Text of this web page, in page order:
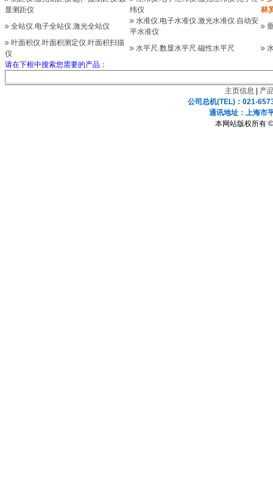
显测距仪
纬仪
林
全站仪.电子全站仪.激光全站仪
水准仪.电子水准仪.激光水准仪.自动安
平水准仪
叶面积仪.叶面积测定仪.叶面积扫描
仪
水平尺.数显水平尺.磁性水平尺
请在下框中搜索您需要的产品：
主页信息
产
公司总机(TEL)：021-
通讯地址：上海
本网站版权所有